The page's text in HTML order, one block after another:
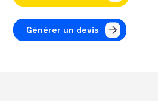
Générer un devis